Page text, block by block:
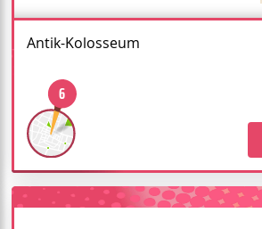
Antik-Kolosseum
6